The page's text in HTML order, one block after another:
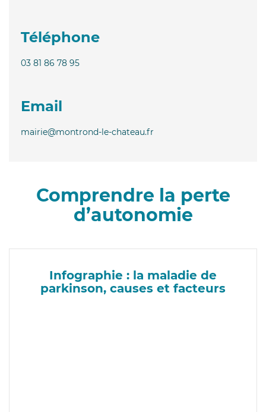
Téléphone
03 81 86 78 95
Email
mairie@montrond-le-chateau.fr
Comprendre la perte
d’autonomie
Infographie : la maladie de
parkinson, causes et facteurs